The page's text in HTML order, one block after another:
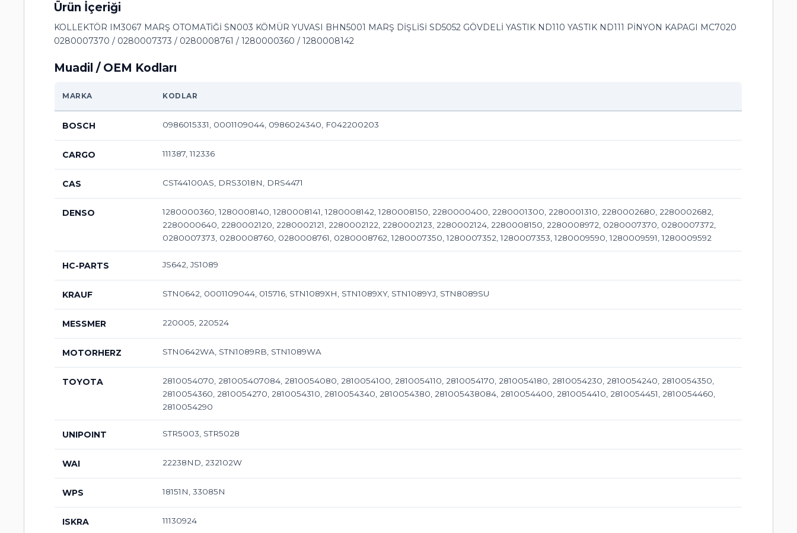
Ürün İçeriği
KOLLEKTÖR IM3067 MARŞ OTOMATİĞİ SN003 KÖMÜR YUVASI BHN5001 MARŞ DİŞLİSİ SD5052 GÖVDELİ YASTIK ND110 YASTIK ND111 PİNYON KAPAGI MC7020
0280007370 / 0280007373 / 0280008761 / 1280000360 / 1280008142
Muadil / OEM Kodları
MARKA KODLAR
BOSCH 0986015331, 0001109044, 0986024340, F042200203
CARGO 111387, 112336
CAS CST44100AS, DRS3018N, DRS4471
DENSO
1280000360, 1280008140, 1280008141, 1280008142, 1280008150, 2280000400, 2280001300, 2280001310, 2280002680, 2280002682,
2280000640, 2280002120, 2280002121, 2280002122, 2280002123, 2280002124, 2280008150, 2280008972, 0280007370, 0280007372,
0280007373, 0280008760, 0280008761, 0280008762, 1280007350, 1280007352, 1280007353, 1280009590, 1280009591, 1280009592
HC-PARTS JS642, JS1089
KRAUF STN0642, 0001109044, 015716, STN1089XH, STN1089XY, STN1089YJ, STN8089SU
MESSMER 220005, 220524
MOTORHERZ STN0642WA, STN1089RB, STN1089WA
TOYOTA
2810054070, 281005407084, 2810054080, 2810054100, 2810054110, 2810054170, 2810054180, 2810054230, 2810054240, 2810054350,
2810054360, 2810054270, 2810054310, 2810054340, 2810054380, 281005438084, 2810054400, 2810054410, 2810054451, 2810054460,
2810054290
UNIPOINT STR5003, STR5028
WAI 22238ND, 232102W
WPS 18151N, 33085N
ISKRA 11130924